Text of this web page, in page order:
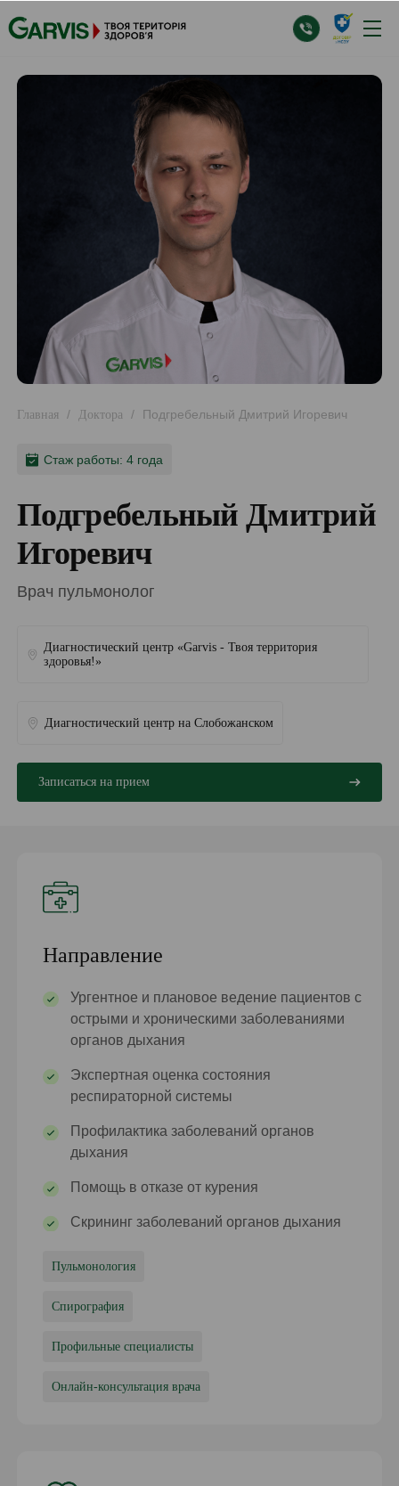
Главная / Доктора / Подгребельный Дмитрий Игоревич
Стаж работы: 4 года
Подгребельный Дмитрий
Игоревич
Врач пульмонолог
Диагностический центр «Garvis - Твоя территория
здоровья!»
Диагностический центр на Слобожанском
Записаться на прием
Направление
Ургентное и плановое ведение пациентов с
острыми и хроническими заболеваниями
органов дыхания
Экспертная оценка состояния
респираторной системы
Профилактика заболеваний органов
дыхания
Помощь в отказе от курения
Скрининг заболеваний органов дыхания
Пульмонология
Спирография
Профильные специалисты
Онлайн-консультация врача